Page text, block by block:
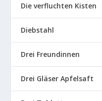
Die verfluchten Kisten
Diebstahl
Drei Freundinnen
Drei Gläser Apfelsaft